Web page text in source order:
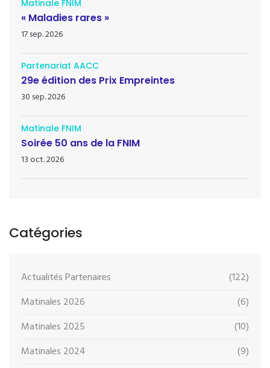
Matinale FNIM
« Maladies rares »
17 sep. 2026
Partenariat AACC
29e édition des Prix Empreintes
30 sep. 2026
Matinale FNIM
Soirée 50 ans de la FNIM
13 oct. 2026
Catégories
Actualités Partenaires
(122)
Matinales 2026
(6)
Matinales 2025
(10)
Matinales 2024
(9)